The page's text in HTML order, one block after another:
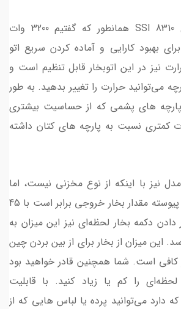
اتو بخار سنکور مدل SSI 8310 همانطور که گفتیم 3200 وات
بهبود کارایی و آماده کردن سریع اتو
نیز در این اتوبخار قابل تنظیم است و
می‌توانید حرارت را تغییر بدهید. به طور
پارچه های پشمی که از حساسیت بیشتری
کمتری نسبت به پارچه های کتان داشته
نیز با اینکه از نوع مخزنی نیست، اما
مناسب است. به طور پیوسته مقدار بخار خروجی برابر است با 45
دادن دکمه بخار لحظه‌ای نیز این میزان به
این میزان از بخار برای از بین بردن چین
است. شما همچنین قادر خواهید بود
را کم یا زیاد کنید. با قابلیت
دارد می‌توانید پرده یا لباس هایی که از